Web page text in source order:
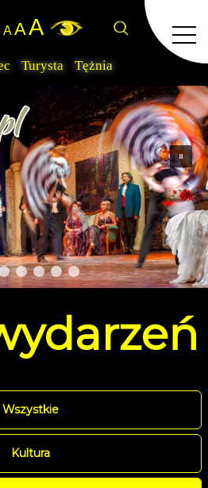
Turysta Tężnia
A AA
Wszystkie
Kultura